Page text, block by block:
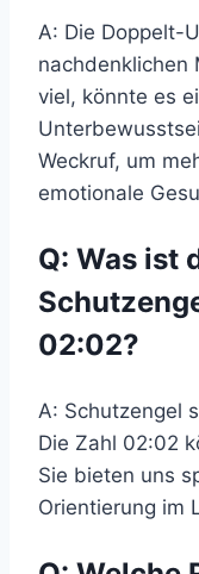
A: Die Doppelt-
nachdenklichen
viel, könnte es
Weckruf, um
emotionale
Q: Was ist
02:02?
A: Schutzengel
Die Zahl 02:02
Sie bieten uns
Orientierung im